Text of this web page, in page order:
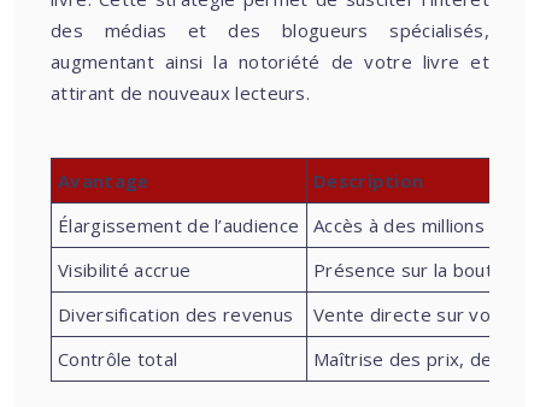
des médias et des blogueurs spécialisés,
augmentant ainsi la notoriété de votre livre et
attirant de nouveaux lecteurs.
Avantage
Description
Élargissement de l’audience
Accès à des millions
Visibilité accrue
Présence sur la boutique
Diversification des revenus
Vente directe sur votre
Contrôle total
Maîtrise des prix, de la